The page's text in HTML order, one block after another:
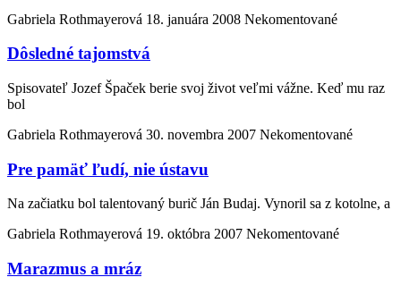
Gabriela Rothmayerová 18. januára 2008 Nekomentované
Dôsledné tajomstvá
Spisovateľ Jozef Špaček berie svoj život veľmi vážne. Keď mu raz
bol
Gabriela Rothmayerová 30. novembra 2007 Nekomentované
Pre pamäť ľudí, nie ústavu
Na začiatku bol talentovaný burič Ján Budaj. Vynoril sa z kotolne, a
Gabriela Rothmayerová 19. októbra 2007 Nekomentované
Marazmus a mráz